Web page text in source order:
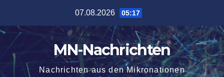
springen
07.08.2026 05:17
MN-Nachrichten
Nachrichten aus den Mikronationen